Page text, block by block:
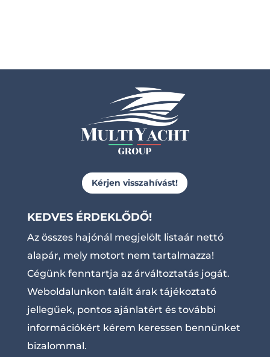
Kérjen visszahívást!
KEDVES ÉRDEKLŐDŐ!
Az összes hajónál megjelölt listaár nettó
alapár, mely motort nem tartalmazza!
Cégünk fenntartja az árváltoztatás jogát.
Weboldalunkon talált árak tájékoztató
jellegűek, pontos ajánlatért és további
információkért kérem keressen bennünket
bizalommal.